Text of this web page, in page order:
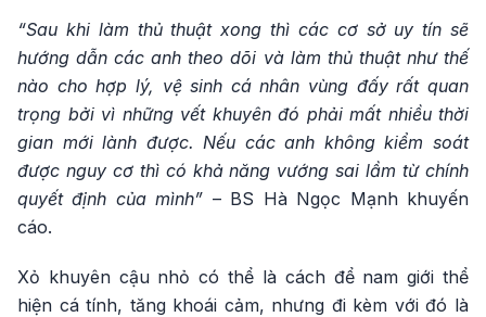
“Sau khi làm thủ thuật xong thì các cơ sở uy tín sẽ
hướng dẫn các anh theo dõi và làm thủ thuật như thế
nào cho hợp lý, vệ sinh cá nhân vùng đấy rất quan
trọng bởi vì những vết khuyên đó phải mất nhiều thời
gian mới lành được. Nếu các anh không kiểm soát
được nguy cơ thì có khả năng vướng sai lầm từ chính
quyết định của mình” – BS Hà Ngọc Mạnh khuyến
cáo.
Xỏ khuyên cậu nhỏ có thể là cách để nam giới thể
hiện cá tính, tăng khoái cảm, nhưng đi kèm với đó là